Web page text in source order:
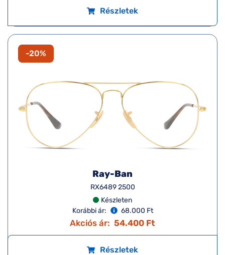
Részletek
-20%
Ray-Ban
RX6489 2500
Készleten
Korábbi ár:
68.000 Ft
Akciós ár: 54.400 Ft
Részletek